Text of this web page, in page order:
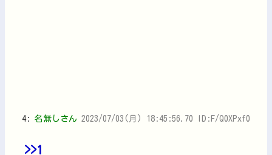
4: 名無しさん 2023/07/03(月) 18:45:56.70 ID:F/Q0XPxf0
>>1